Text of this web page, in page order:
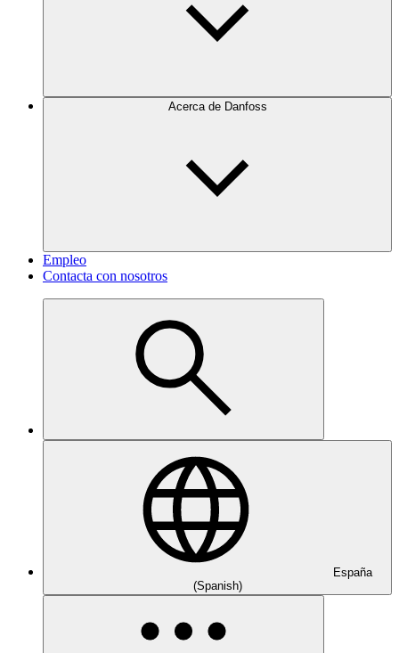
Acerca de Danfoss
Empleo
Contacta con nosotros
España
(Spanish)